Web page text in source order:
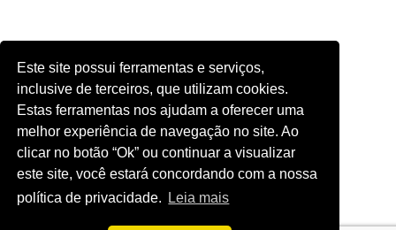
Este site possui ferramentas e serviços,
inclusive de terceiros, que utilizam cookies.
Estas ferramentas nos ajudam a oferecer uma
melhor experiência de navegação no site. Ao
clicar no botão “Ok” ou continuar a visualizar
este site, você estará concordando com a nossa
política de privacidade.
Leia mais